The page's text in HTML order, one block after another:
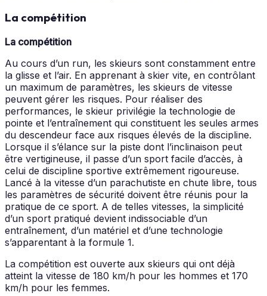
La compétition
La compétition
Au cours d’un run, les skieurs sont constamment entre
la glisse et l’air. En apprenant à skier vite, en contrôlant
un maximum de paramètres, les skieurs de vitesse
peuvent gérer les risques. Pour réaliser des
performances, le skieur privilégie la technologie de
pointe et l’entraînement qui constituent les seules armes
du descendeur face aux risques élevés de la discipline.
Lorsque il s’élance sur la piste dont l’inclinaison peut
être vertigineuse, il passe d’un sport facile d’accès, à
celui de discipline sportive extrêmement rigoureuse.
Lancé à la vitesse d’un parachutiste en chute libre, tous
les paramètres de sécurité doivent être réunis pour la
pratique de ce sport. A de telles vitesses, la simplicité
d’un sport pratiqué devient indissociable d’un
entraînement, d’un matériel et d’une technologie
s’apparentant à la formule 1.
La compétition est ouverte aux skieurs qui ont déjà
atteint la vitesse de 180 km/h pour les hommes et 170
km/h pour les femmes.